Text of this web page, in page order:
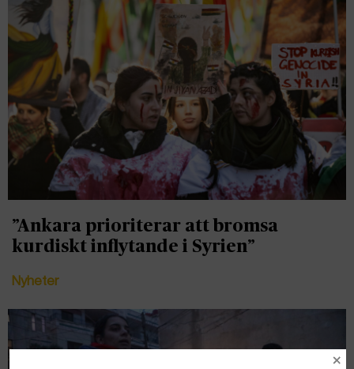
”Ankara prioriterar att bromsa
kurdiskt inflytande i Syrien”
Nyheter